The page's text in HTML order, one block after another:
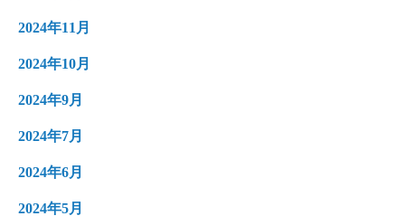
2024年11月
2024年10月
2024年9月
2024年7月
2024年6月
2024年5月